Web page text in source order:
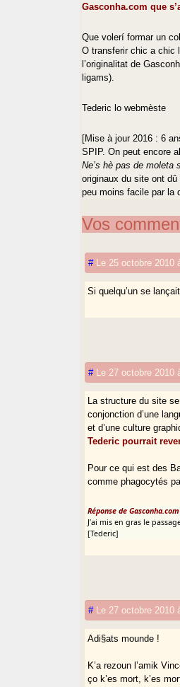
Gasconha.com que
Que volerí formar un
O transferir chic a chic
l’originalitat de
ligams).
Tederic lo webmèste
[Mise à jour 2016 : 6
SPIP. On peut encore
Ne’s hè pas de moleta
originaux du site ont
peu moins facile par la
Vos
# Le 25 octobre 2010
Si quelqu’un se
# Le 27 octobre 2010
La structure du site
conjonction d’une
et d’une culture
Tederic pourrait
Pour ce qui est des
comme phagocytés
Réponse de
J’ai mis en gras le
[Tederic]
# Le 27 octobre 2010
Adi§ats mounde !
K’a rezoun l’amik
ço k’es mort, k’es